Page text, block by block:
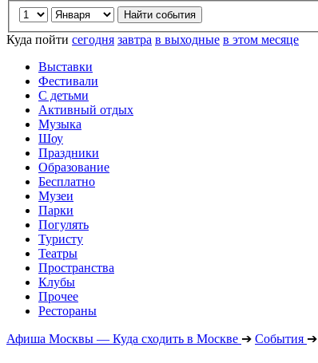
Куда пойти сегодня завтра в выходные в этом месяце
Выставки
Фестивали
С детьми
Активный отдых
Музыка
Шоу
Праздники
Образование
Бесплатно
Музеи
Парки
Погулять
Туристу
Театры
Пространства
Клубы
Прочее
Рестораны
Афиша Москвы — Куда сходить в Москве ➔ События ➔